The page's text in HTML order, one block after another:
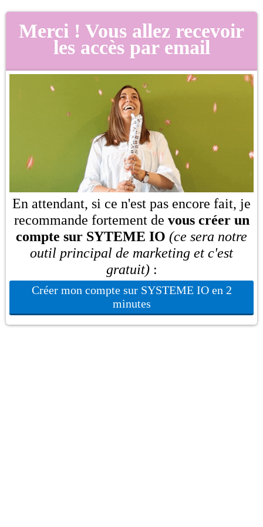
Merci ! Vous allez recevoir
les accès par email
En attendant, si ce n'est pas encore fait, je
recommande fortement de vous créer un
compte sur SYTEME IO (ce sera notre
outil principal de marketing et c'est
gratuit):
Créer mon compte sur SYSTEME IO en 2
minutes